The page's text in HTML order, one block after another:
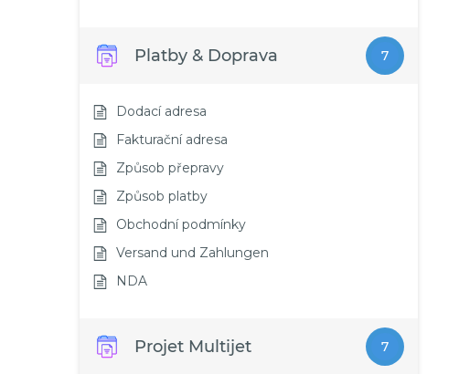
Platby & Doprava 7
Dodací adresa
Fakturační adresa
Způsob přepravy
Způsob platby
Obchodní podmínky
Versand und Zahlungen
NDA
Projet Multijet 7